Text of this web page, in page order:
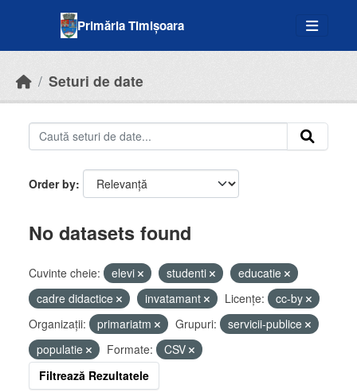
Primăria Timișoara
Seturi de date
Order by
No datasets found
Cuvinte cheie: elevi studenti
educatie
cadre didactice
invatamant Licenţe:
cc-by
Organizații:
primariatm Grupuri:
servicii-publice
populatie
Formate:
CSV
Filtrează Rezultatele